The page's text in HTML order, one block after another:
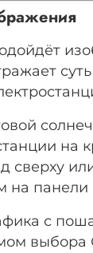
на
сверху
на
с
выбора